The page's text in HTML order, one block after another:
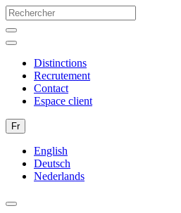
Distinctions
Recrutement
Contact
Espace client
Fr
English
Deutsch
Nederlands